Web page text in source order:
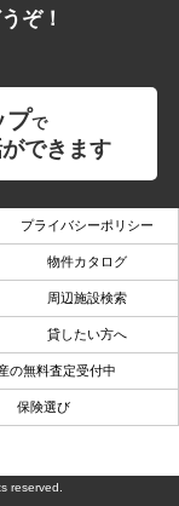
ぞ！
プで
できます
プライバシーポリシー
物件カタログ
周辺施設検索
貸したい方へ
の無料査定受付中
保険選び
reserved.